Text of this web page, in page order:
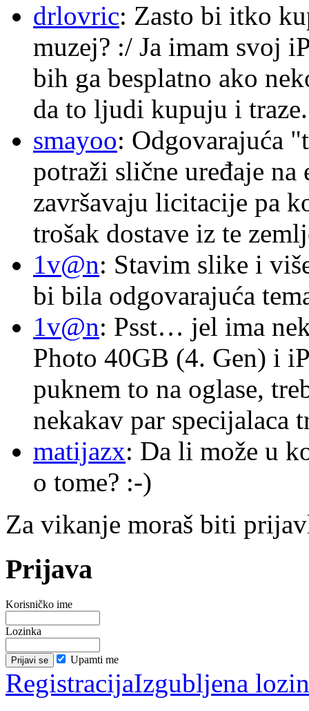
drlovric: Zasto bi itko
muzej? :/ Ja imam svoj
bih ga besplatno ako
da to ljudi kupuju i traze.
smayoo: Odgovarajuća
potraži slične uređaje
završavaju licitacije pa
trošak dostave iz te
1v@n: Stavim slike i
bi bila odgovarajuća
1v@n: Psst… jel ima
Photo 40GB (4. Gen) i
puknem to na oglase,
nekakav par
matijazx: Da li može u
o tome? :-)
Za vikanje moraš biti
Prijava
Korisničko ime
Lozinka
Upamti me
RegistracijaIzgubljena